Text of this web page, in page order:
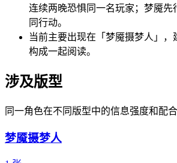
连续两晚恐惧同一名玩家；梦魇先
同行动。
当前主要出现在「梦魇摄梦人」，
构成一起阅读。
涉及版型
同一角色在不同版型中的信息强度和配
梦魇摄梦人